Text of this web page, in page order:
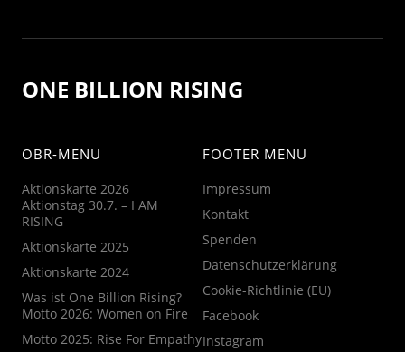
ONE BILLION RISING
OBR-MENU
Aktionskarte 2026
Aktionstag 30.7. – I AM
RISING
Aktionskarte 2025
Aktionskarte 2024
Was ist One Billion Rising?
Motto 2026: Women on Fire
Motto 2025: Rise For Empathy
FOOTER MENU
Impressum
Kontakt
Spenden
Datenschutzerklärung
Cookie-Richtlinie (EU)
Facebook
Instagram